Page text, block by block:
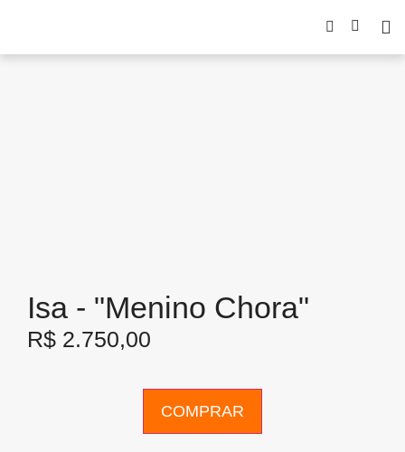
Isa - "Menino Chora"
R$ 2.750,00
COMPRAR